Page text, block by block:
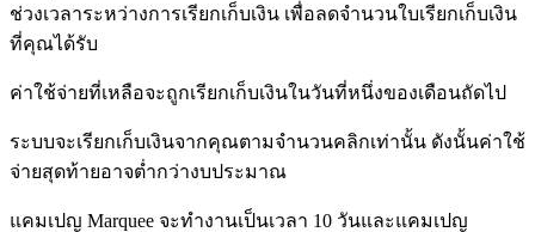
ช่วงเวลาระหว่างการเรียกเก็บเงิน เพื่อลดจำนวนใบเรียกเก็บเงิน
ที่คุณได้รับ
ค่าใช้จ่ายที่เหลือจะถูกเรียกเก็บเงินในวันที่หนึ่งของเดือนถัดไป
ระบบจะเรียกเก็บเงินจากคุณตามจำนวนคลิกเท่านั้น ดังนั้นค่าใช้
จ่ายสุดท้ายอาจต่ำกว่างบประมาณ
แคมเปญ Marquee จะทำงานเป็นเวลา 10 วันและแคมเปญ